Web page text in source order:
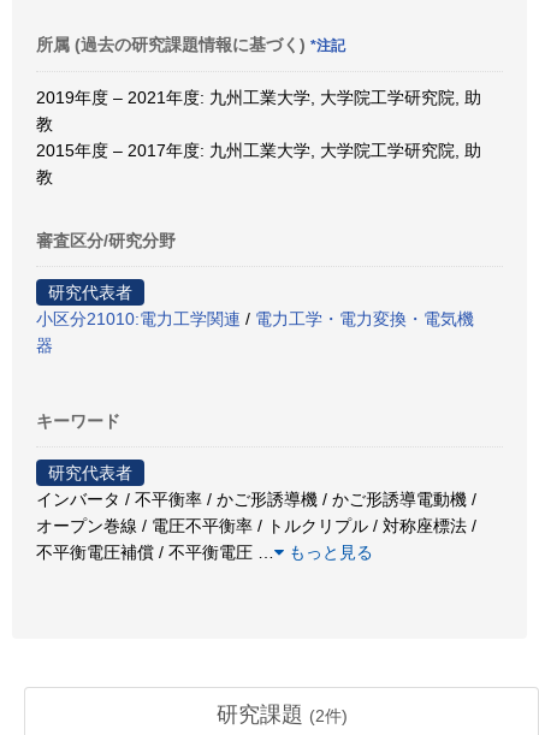
所属 (過去の研究課題情報に基づく) *注記
2019年度 – 2021年度: 九州工業大学, 大学院工学研究院, 助
教
2015年度 – 2017年度: 九州工業大学, 大学院工学研究院, 助
教
審査区分/研究分野
研究代表者
小区分21010:電力工学関連 / 電力工学・電力変換・電気機
器
キーワード
研究代表者
インバータ / 不平衡率 / かご形誘導機 / かご形誘導電動機 /
オープン巻線 / 電圧不平衡率 / トルクリプル / 対称座標法 /
不平衡電圧補償 / 不平衡電圧
もっと見る
研究課題 (2件)